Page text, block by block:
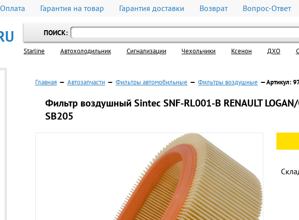
Оплата Гарантия на товар Гарантия доставки Возврат Вопрос-Ответ
ПОИСК:
Starline Автохолодильник Cигнализации Чехольчики Ксенон ДХО
Главная — Автозапчасти — Фильтры автомобильные — Фильтры воздушные — Артикул:
Фильтр воздушный Sintec SNF-RL001-B RENAULT
SB205